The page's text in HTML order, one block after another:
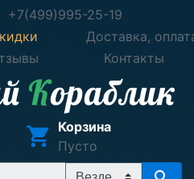
+7(499)995-25-19
Доставка,
Контакты
Корзина
Пусто